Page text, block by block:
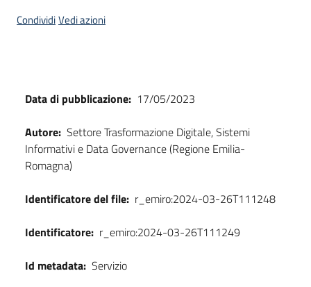
CondividiVedi azioni
Dati
Data di pubblicazione: 17/05/2023
Autore: Settore Trasformazione Digitale, Sistemi
Informativi e Data Governance (Regione Emilia-
Romagna)
Identificatore del file: r_emiro:2024-03-26T111248
Identificatore: r_emiro:2024-03-26T111249
Id metadata: Servizio